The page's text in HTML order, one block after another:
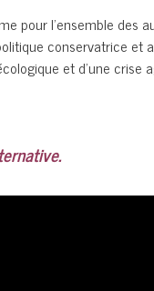
pour l’ensemble des
conservatrice et
et d’une crise